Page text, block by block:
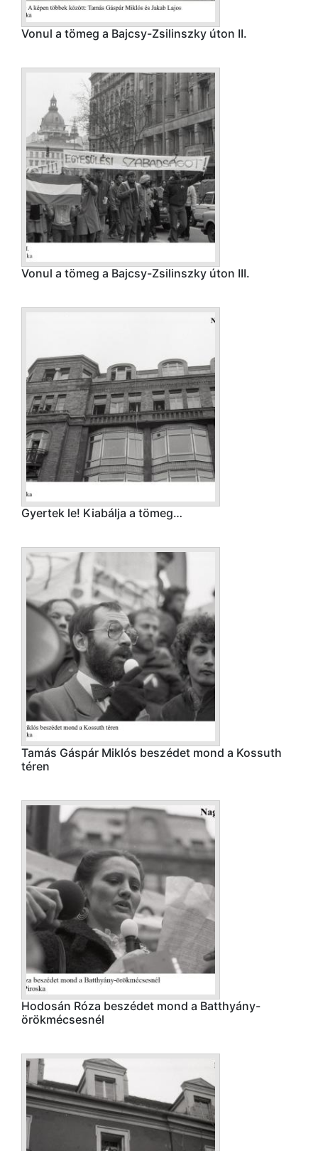
Vonul a tömeg a Bajcsy-Zsilinszky úton II.
Vonul a tömeg a Bajcsy-Zsilinszky úton III.
Gyertek le! Kiabálja a tömeg…
Tamás Gáspár Miklós beszédet mond a Kossuth
téren
Hodosán Róza beszédet mond a Batthyány-
örökmécsesnél